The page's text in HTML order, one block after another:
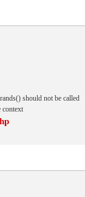
should not be called
context